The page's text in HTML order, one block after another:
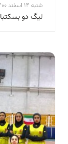
شنبه 14 اسفند 1400 09:02
لیگ دو